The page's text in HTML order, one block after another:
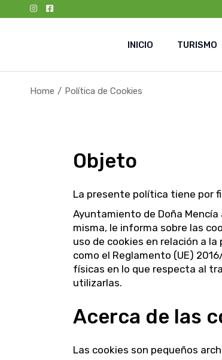
INICIO TURISMO
Home Política de Cookies
Objeto
La presente política tiene por
Ayuntamiento de Doña
misma, le informa sobre las
uso de cookies en relación a
como el Reglamento (UE)
físicas en lo que respecta al
utilizarlas.
Acerca de las
Las cookies son pequeños